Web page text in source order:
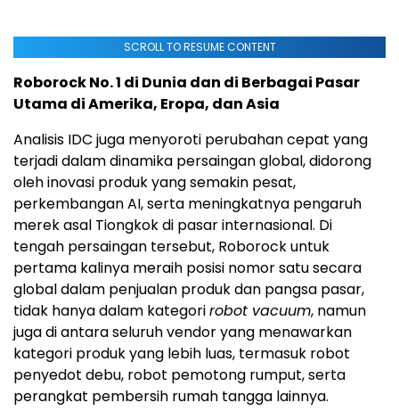
SCROLL TO RESUME CONTENT
Roborock No. 1 di Dunia dan di Berbagai Pasar
Utama di Amerika, Eropa, dan Asia
Analisis IDC juga menyoroti perubahan cepat yang
terjadi dalam dinamika persaingan global, didorong
oleh inovasi produk yang semakin pesat,
perkembangan AI, serta meningkatnya pengaruh
merek asal Tiongkok di pasar internasional. Di
tengah persaingan tersebut, Roborock untuk
pertama kalinya meraih posisi nomor satu secara
global dalam penjualan produk dan pangsa pasar,
tidak hanya dalam kategorirobot vacuum, namun
juga di antara seluruh vendor yang menawarkan
kategori produk yang lebih luas, termasuk robot
penyedot debu, robot pemotong rumput, serta
perangkat pembersih rumah tangga lainnya.